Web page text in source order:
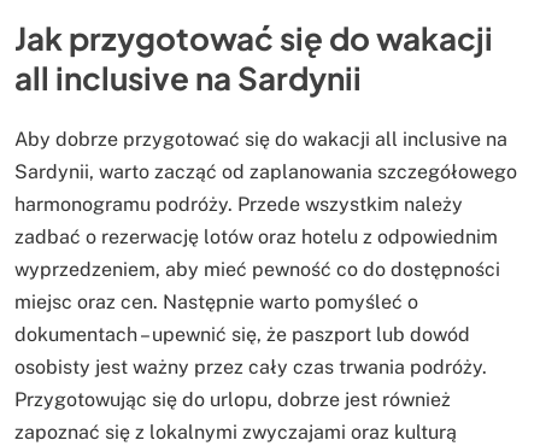
Jak przygotować się do wakacji
all inclusive na Sardynii
Aby dobrze przygotować się do wakacji all inclusive na
Sardynii, warto zacząć od zaplanowania szczegółowego
harmonogramu podróży. Przede wszystkim należy
zadbać o rezerwację lotów oraz hotelu z odpowiednim
wyprzedzeniem, aby mieć pewność co do dostępności
miejsc oraz cen. Następnie warto pomyśleć o
dokumentach – upewnić się, że paszport lub dowód
osobisty jest ważny przez cały czas trwania podróży.
Przygotowując się do urlopu, dobrze jest również
zapoznać się z lokalnymi zwyczajami oraz kulturą